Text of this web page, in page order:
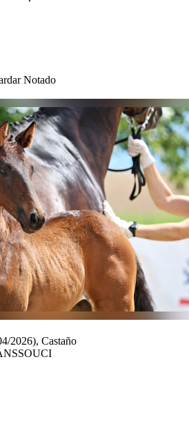
Notado
2026), Castaño